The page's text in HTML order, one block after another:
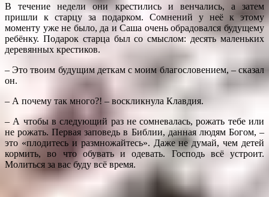
В течение недели они крестились и венчались, а затем
пришли к старцу за подарком. Сомнений у неё к этому
моменту уже не было, да и Саша очень обрадовался будущему
ребёнку. Подарок старца был со смыслом: десять маленьких
деревянных крестиков.
– Это твоим будущим деткам с моим благословением, – сказал
он.
– А почему так много?! – воскликнула Клавдия.
– А чтобы в следующий раз не сомневалась, рожать тебе или
не рожать. Первая заповедь в Библии, данная людям Богом, –
это «плодитесь и размножайтесь». Даже не думай, чем детей
кормить, во что обувать и одевать. Господь всё устроит.
Молиться за вас буду всё время.